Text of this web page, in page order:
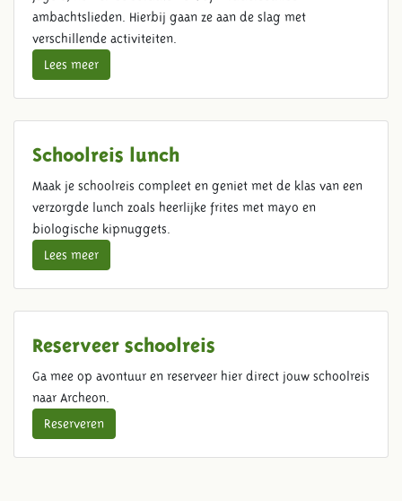
ambachtslieden. Hierbij gaan ze aan de slag met
verschillende activiteiten.
Lees meer
Schoolreis lunch
Maak je schoolreis compleet en geniet met de klas van een
verzorgde lunch zoals heerlijke frites met mayo en
biologische kipnuggets.
Lees meer
Reserveer schoolreis
Ga mee op avontuur en reserveer hier direct jouw schoolreis
naar Archeon.
Reserveren